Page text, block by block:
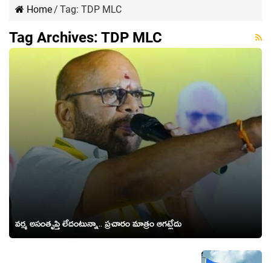
Home/ Tag: TDP MLC
Tag Archives: TDP MLC
వర్మ అసంతృప్తి లేదంటున్నా.. ప్రచారం మాత్రం ఆగట్లేదు